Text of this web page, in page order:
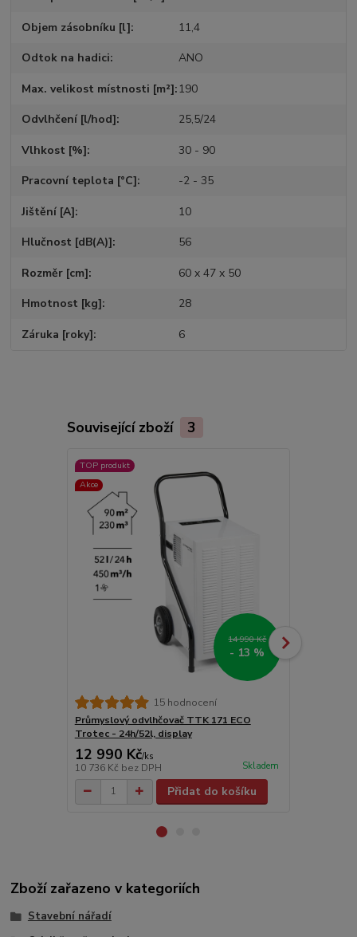
Objem zásobníku [l] 11,4
Odtok na hadici ANO
Max. velikost místnosti [m²] 190
Odvlhčení [l/hod] 25,5/24
Vlhkost [%] 30 - 90
Pracovní teplota [°C] -2 - 35
Jištění [A] 10
Hlučnost [dB(A)] 56
Rozměr [cm] 60 x 47 x 50
Hmotnost [kg] 28
Záruka [roky] 6
Související zboží 3
TOP produkt
Akce
14 990 Kč
- 13 %
15 hodnocení
Průmyslový odvlhčovač TTK 171 ECO
Trotec - 24h/52l, display
12 990 Kč/ks
10 736 Kč bez DPH Skladem
Přidat do košíku
Zboží zařazeno v kategoriích
Stavební nářadí